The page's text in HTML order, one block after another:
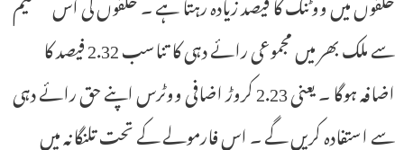
سے ملک بھر میں مجموعی رائے دہی کا تناسب 2.32 فیصد کا
اضافہ ہوگا ۔ یعنی 2.23 کروڑ اضافی ووٹرس اپنے حق رائے دہی
سے استفادہ کریں گے ۔ اس فارمولے کے تحت تلنگانہ میں